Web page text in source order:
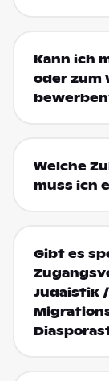
Kann ich
oder zum
Welche
muss ich
Gibt es
Judaistik